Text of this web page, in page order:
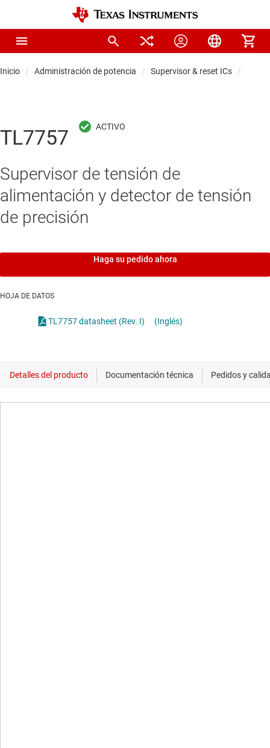
Inicio Administración de potencia Supervisor & reset ICs
TL7757
Supervisor de tensión de
alimentación y detector de tensión
de precisión
Haga su pedido ahora
HOJA DE DATOS
TL7757 datasheet (Rev. I) (Inglés)